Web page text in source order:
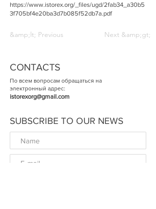
https://www.istorex.org/_files/ugd/2fab34_a30b5
3f705bf4e20ba3d7b085f52db7a.pdf
&amp;lt; Previous Next &amp;gt;
CONTACTS
По всем вопросам обращаться на
электронный адрес:
istorexorg@gmail.com
SUBSCRIBE TO OUR NEWS